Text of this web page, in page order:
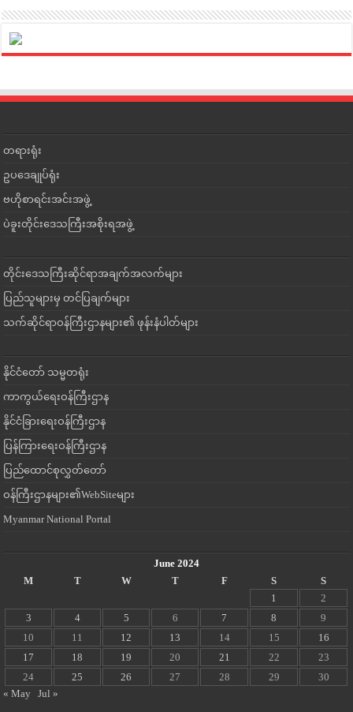
တရားရုံး
ဥပဒေချုပ်ရုံး
ဗဟိုစာရင်းအင်းအဖွဲ့
ပဲခူးတိုင်းဒေသကြီးအစိုးရအဖွဲ့
တိုင်းဒေသကြီးဆိုင်ရာအချက်အလက်များ
ပြည်သူများမှ တင်ပြချက်များ
သက်ဆိုင်ရာဝန်ကြီးဌာနများ၏ ဖုန်းနံပါတ်များ
နိုင်ငံတော် သမ္မတရုံး
ကာကွယ်ရေးဝန်ကြီးဌာန
နိုင်ငံခြားရေးဝန်ကြီးဌာန
ပြန်ကြားရေးဝန်ကြီးဌာန
ပြည်ထောင်စုလွှတ်တော်
ဝန်ကြီးဌာနများ၏WebSiteများ
Myanmar National Portal
June 2024
M
T W T F S
S
1
2
3
4 5 6 7 8
9
10
11 12 13 14 15
16
17
18 19 20 21 22
23
24
25 26 27 28 29
30
« May
Jul »